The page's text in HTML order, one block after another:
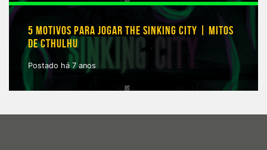
5 MOTIVOS PARA JOGAR THE SINKING CITY | MITOS
DE CTHULHU
Postado há 7 anos